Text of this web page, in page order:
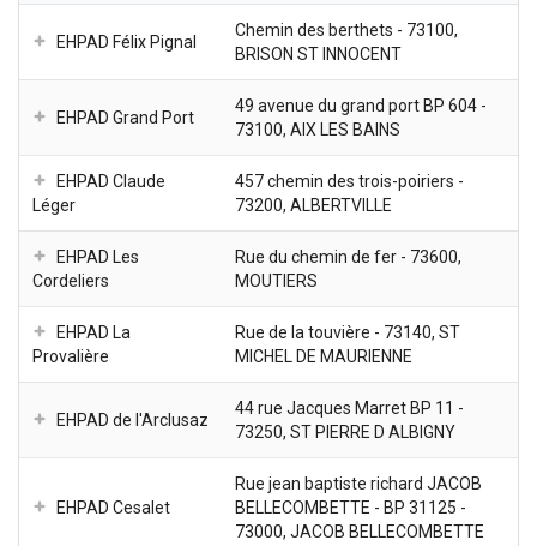
EHPAD Félix Pignal
Chemin des berthets - 73100,
BRISON ST INNOCENT
EHPAD Grand Port
49 avenue du grand port BP 604 -
73100, AIX LES BAINS
EHPAD Claude
Léger
457 chemin des trois-poiriers -
73200, ALBERTVILLE
EHPAD Les
Cordeliers
Rue du chemin de fer - 73600,
MOUTIERS
EHPAD La
Provalière
Rue de la touvière - 73140, ST
MICHEL DE MAURIENNE
EHPAD de l'Arclusaz
44 rue Jacques Marret BP 11 -
73250, ST PIERRE D ALBIGNY
EHPAD Cesalet
Rue jean baptiste richard JACOB
BELLECOMBETTE - BP 31125 -
73000, JACOB BELLECOMBETTE